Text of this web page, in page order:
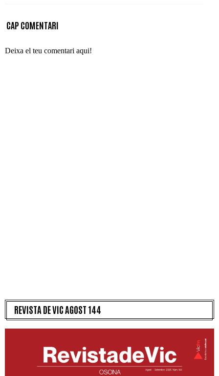
CAP COMENTARI
Deixa el teu comentari aqui!
REVISTA DE VIC AGOST 144